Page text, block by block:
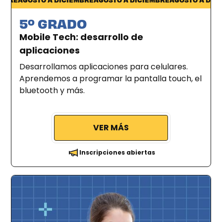
5º GRADO
Mobile Tech: desarrollo de
aplicaciones
Desarrollamos aplicaciones para celulares.
Aprendemos a programar la pantalla touch, el
bluetooth y más.
VER MÁS
Inscripciones abiertas